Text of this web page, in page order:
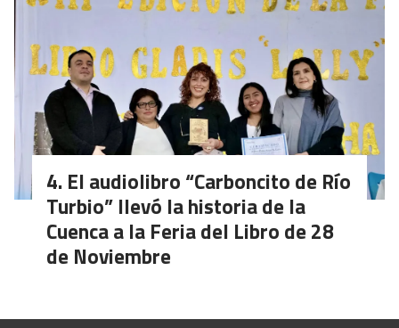
El audiolibro “Carboncito de Río
Turbio” llevó la historia de la
Cuenca a la Feria del Libro de 28
de Noviembre